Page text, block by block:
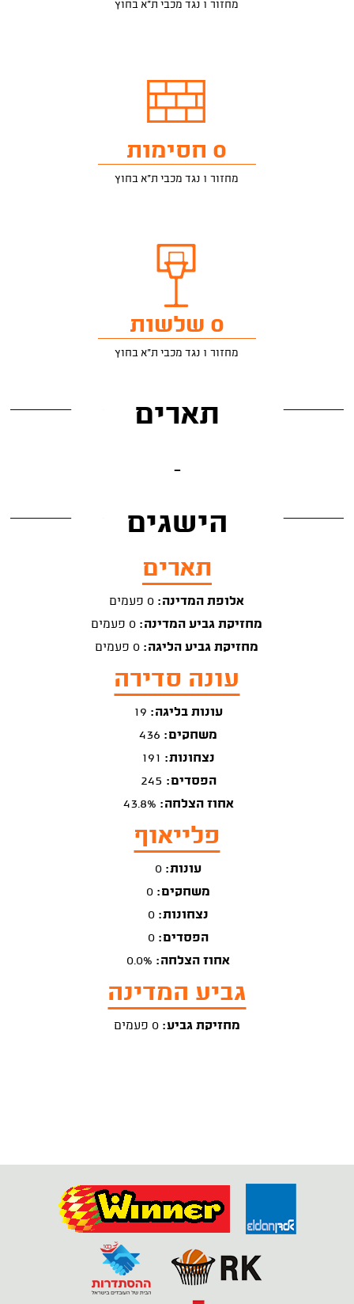
מחזור 1 נגד מכבי ת"א בחוץ
0 חסימות
מחזור 1 נגד מכבי ת"א בחוץ
0 שלשות
מחזור 1 נגד מכבי ת"א בחוץ
תארים
-
הישגים
תארים
אלופת המדינה:
מחזיקת גביע המדינה:
מחזיקת גביע הליגה:
עונה סדירה
עונות בליגה:
משחקים:
נצחונות:
הפסדים:
אחוז הצלחה:
פלייאוף
עונות:
משחקים:
נצחונות:
הפסדים:
אחוז הצלחה:
גביע המדינה
מחזיקת גביע: 0 פעמים